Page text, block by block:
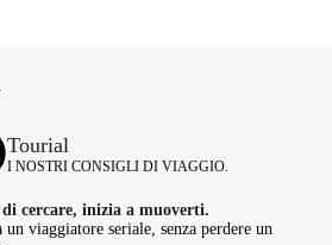
Tourial
I NOSTRI CONSIGLI DI VIAGGIO.
cercare, inizia a muoverti.
un viaggiatore seriale, senza perdere un